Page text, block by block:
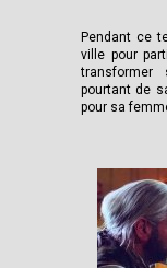
Pendant ce
ville pour
transformer
pourtant de
pour sa